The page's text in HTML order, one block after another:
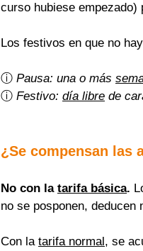
curso hubiese empezado)
Los festivos en que no
ⓘ Pausa: una o más
ⓘ Festivo: día libre de
¿Se compensan las
No con la tarifa básica.
no se posponen, deducen
Con la tarifa normal, se